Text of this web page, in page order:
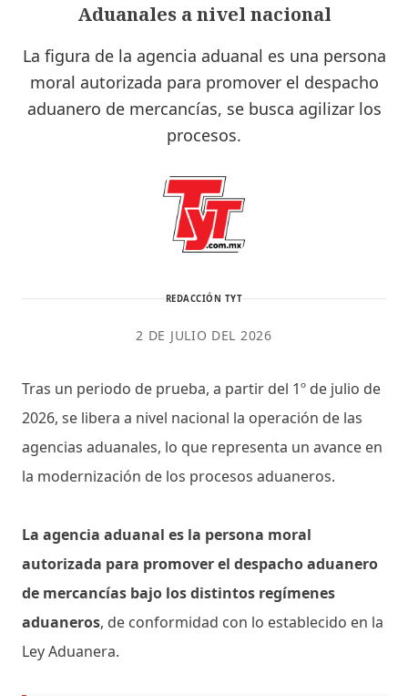
Aduanales a nivel nacional
La figura de la agencia aduanal es una persona
moral autorizada para promover el despacho
aduanero de mercancías, se busca agilizar los
procesos.
REDACCIÓN TYT
2 DE JULIO DEL 2026
Tras un periodo de prueba, a partir del 1º de julio de
2026, se libera a nivel nacional la operación de las
agencias aduanales, lo que representa un avance en
la modernización de los procesos aduaneros.
La agencia aduanal es la persona moral
autorizada para promover el despacho aduanero
de mercancías bajo los distintos regímenes
aduaneros, de conformidad con lo establecido en la
Ley Aduanera.